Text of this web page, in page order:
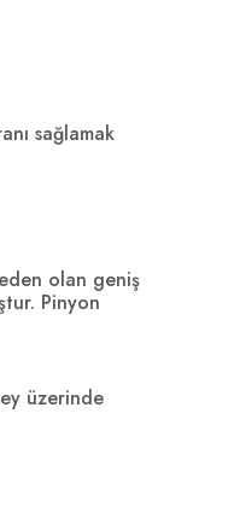
sağlamak
olan geniş
Pinyon
üzerinde